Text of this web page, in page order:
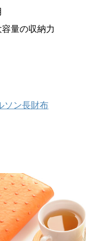
量の収納力
ソン長財布